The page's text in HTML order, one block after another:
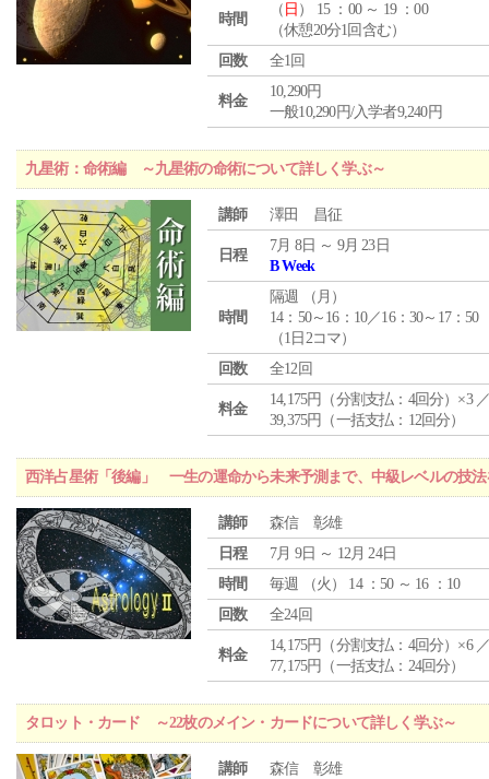
時間
（ 日 ） 15 ：00 ～ 19 ：00
（休憩20分1回含む）
回数
全1回
料金
10,290円
一般10,290円/入学者9,240円
九星術：命術編 ～九星術の命術について詳しく学ぶ～
講師 澤田 昌征
日程
7月 8日 ～ 9月 23日
B Week
時間
隔週 （ 月 ）
14：50～16：10／16：30～17：50
（1日2コマ）
回数
全12回
料金
14,175円（分割支払：4回分）×3
39,375円（一括支払：12回分）
西洋占星術「後編」 一生の運命から未来予測まで、中級レベルの技法
講師
森信 彰雄
日程
7月 9日 ～ 12月 24日
時間
毎週 （火 ） 14 ：50 ～ 16 ：10
回数
全24回
料金
14,175円（分割支払：4回分）×6
77,175円（一括支払：24回分）
タロット・カード ～22枚のメイン・カードについて詳しく学ぶ～
講師
森信 彰雄